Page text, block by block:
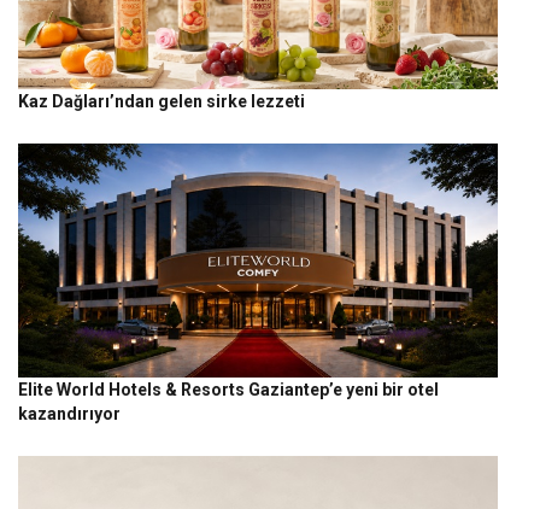
Kaz Dağları’ndan gelen sirke lezzeti
Elite World Hotels & Resorts Gaziantep’e yeni bir otel
kazandırıyor